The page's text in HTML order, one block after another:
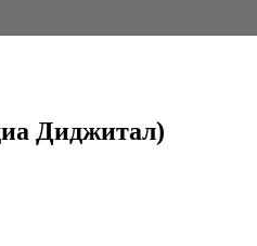
Диджитал)